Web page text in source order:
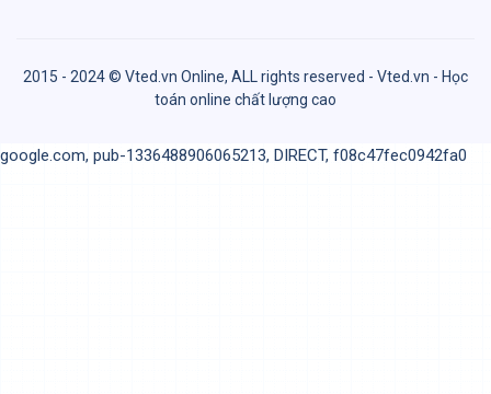
2015 - 2024 © Vted.vn Online, ALL rights reserved - Vted.vn - Học
toán online chất lượng cao
google.com, pub-1336488906065213, DIRECT, f08c47fec0942fa0